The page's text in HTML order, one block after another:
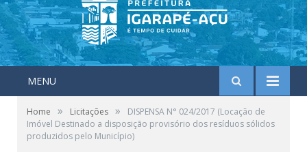
MENU
Home » Licitações »
DISPENSA N° 024/2017 (Locação de
Imóvel Destinado a disposição provisório dos resíduos sólidos
produzidos pelo Município)